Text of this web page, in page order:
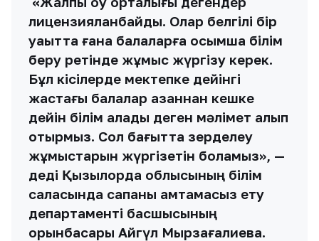
лицензияланбайды. Олар белгілі бір
уақытта ғана балаларға қосымша білім
беру ретінде жұмыс жүргізу керек.
Бұл кісілерде мектепке дейінгі
жастағы балалар азаннан кешке
дейін білім алады деген мәлімет алып
отырмыз. Сол бағытта зерделеу
жұмыстарын жүргізетін боламыз», —
деді Қызылорда облысының білім
саласында сапаны қамтамасыз ету
департаменті басшысының
орынбасары Айгүл Мырзағалиева.